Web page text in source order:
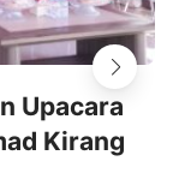
Upacara
Kirang